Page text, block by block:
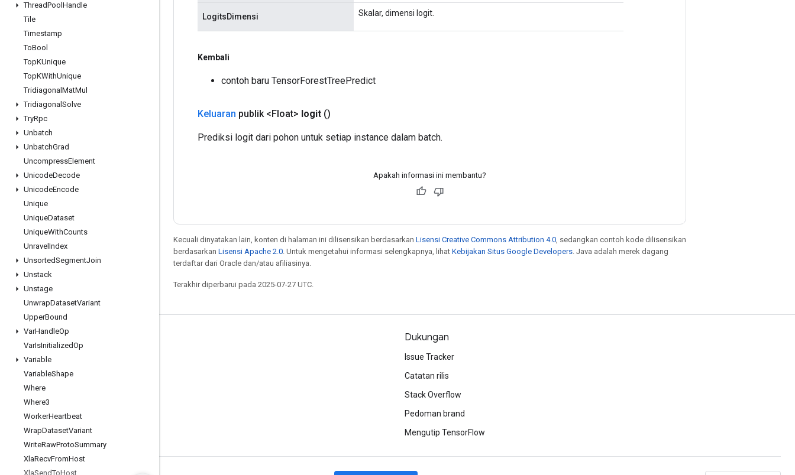
ThreadPool Handle
Tile
Timestamp
ToBool
TopKUnique
TopKWithUnique
Tridiagonal MatMul
Tridiagonal Solve
TryRpc
Unbatch
UnbatchGrad
UncompressElement
UnicodeDecode
UnicodeEncode
Unique
UniqueDataset
UniqueWithCounts
Unravel Index
UnsortedSegmentJoin
Unstack
Unstage
UnwrapDatasetVariant
UpperBound
VarHandleOp
VarIsInitializedOp
Variable
VariableShape
Where
Where3
WorkerHeartbeat
WrapDatasetVariant
WriteRawProtoSummary
XlaRecvFromHost
XlaSendToHost
LogitsDimensi Skalar, dimensi logit.
Kembali
contoh baru TensorForestTreePredict
Keluaran publik <Float> logit ()
Prediksi logit dari pohon untuk setiap instance dalam batch.
Apakah informasi ini membantu?
Kecuali dinyatakan lain, konten di halaman ini dilisensikan berdasarkan Lisensi Creative Commons Attribution 4.0 , sedangkan contoh kode dilisensikan
berdasarkan Lisensi Apache 2.0 . Untuk mengetahui informasi selengkapnya, lihat Kebijakan Situs Google Developers . Java adalah merek dagang
terdaftar dari Oracle dan/atau afiliasinya.
Terakhir diperbarui pada 2025-07-27 UTC.
Tetap terhubung
Blog
Forum
Twitter
YouTube
Dukungan
Issue Tracker
Catatan rilis
Stack Overflow
Pedoman brand
Mengutip TensorFlow